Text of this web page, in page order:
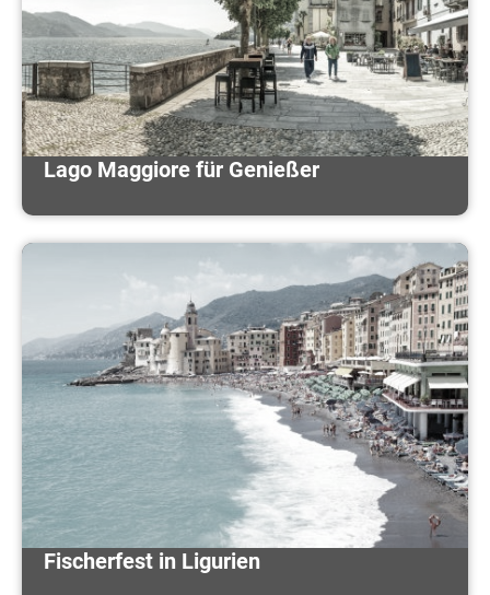
Lago Maggiore für Genießer
Fischerfest in Ligurien